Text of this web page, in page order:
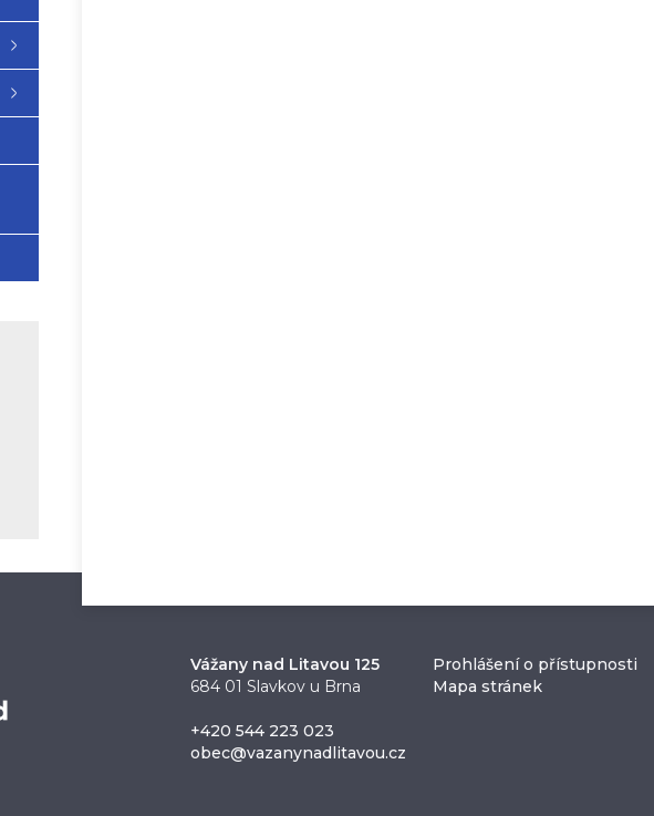
Vážany nad Litavou 125
684 01 Slavkov u Brna
+420 544 223 023
obec@vazanynadlitavou.cz
Prohlášení o přístupnosti
Mapa stránek